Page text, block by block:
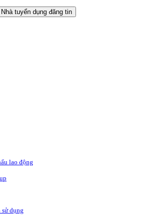
Nhà tuyển dụng đăng tin
lao động
dụng